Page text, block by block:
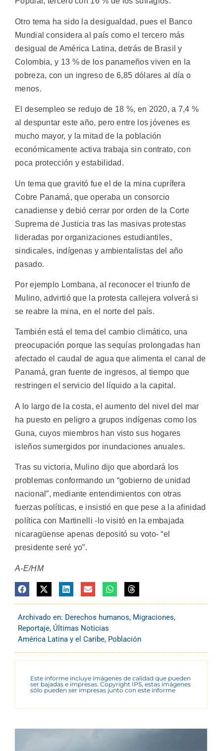
Otro tema ha sido la desigualdad, pues el Banco
Mundial considera al país como el tercero más
desigual de América Latina, detrás de Brasil y
Colombia, y 13 % de los panameños viven en la
pobreza, con un ingreso de 6,85 dólares al día o
menos.
El desempleo se redujo de 18 %, en 2020, a 7,4 %
al despuntar este año, pero entre los jóvenes es
mucho mayor, y la mitad de la población
económicamente activa trabaja sin contrato, con
poca protección y estabilidad.
Un tema que gravitó fue el de la mina cuprífera
Cobre Panamá, que operaba un consorcio
canadiense y debió cerrar por orden de la Corte
Suprema de Justicia tras las masivas protestas
lideradas por organizaciones estudiantiles,
sindicales, indígenas y ambientalistas del año
pasado.
Por ejemplo Lombana, al reconocer el triunfo de
Mulino, advirtió que la protesta callejera volverá si
se reabre la mina, en el norte del país.
También está el tema del cambio climático, una
preocupación porque las sequías prolongadas han
afectado el caudal de agua que alimenta el canal de
Panamá, gran fuente de ingresos, al tiempo que
restringen el servicio del líquido a la capital.
A lo largo de la costa, el aumento del nivel del mar
ha puesto en peligro a grupos indígenas como los
Guna, cuyos miembros han visto sus hogares
isleños sumergidos por inundaciones anuales.
Tras su victoria, Mulino dijo que abordará los
problemas conformando un “gobierno de unidad
nacional”, mediante entendimientos con otras
fuerzas políticas, e insistió en que pese a la afinidad
política con Martinelli -lo visitó en la embajada
nicaragüense apenas depositó su voto- “el
presidente seré yo”.
A-E/HM
Archivado en: Derechos humanos, Migraciones,
Reportaje, Últimas Noticias
América Latina y el Caribe, Población
Este informe incluye imágenes de calidad que pueden
ser bajadas e impresas. Copyright IPS, estas imágenes
sólo pueden ser impresas junto con este informe